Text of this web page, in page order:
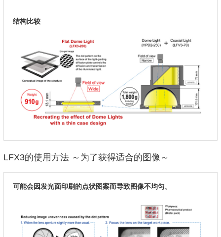
结构比较
LFX3的使用方法 ～为了获得适合的图像～
可能会因发光面印刷的点状图案而导致图像不均匀。